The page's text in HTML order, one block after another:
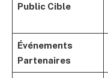
Public Cible
Événements
Partenaires